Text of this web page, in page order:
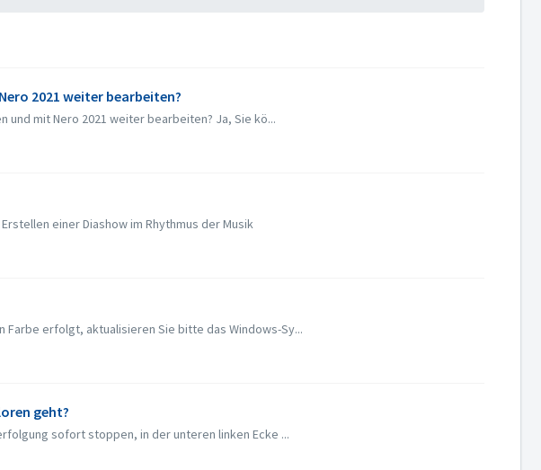
2021 weiter bearbeiten?
und mit Nero 2021 weiter bearbeiten? Ja, Sie kö...
einer Diashow im Rhythmus der Musik
erfolgt, aktualisieren Sie bitte das Windows-Sy...
geht?
sofort stoppen, in der unteren linken Ecke ...